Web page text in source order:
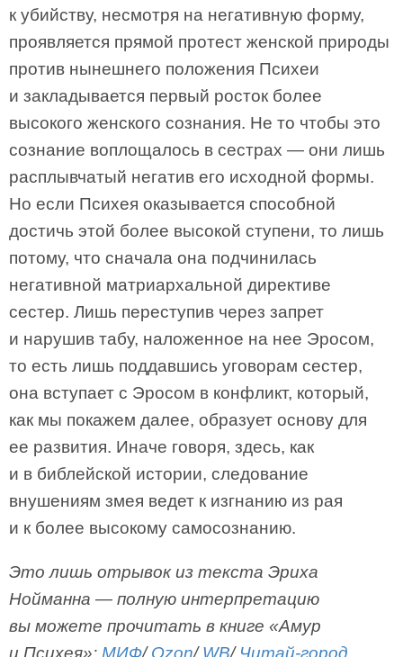
к убийству, несмотря на негативную форму,
проявляется прямой протест женской природы
против нынешнего положения Психеи
и закладывается первый росток более
высокого женского сознания. Не то чтобы это
сознание воплощалось в сестрах — они лишь
расплывчатый негатив его исходной формы.
Но если Психея оказывается способной
достичь этой более высокой ступени, то лишь
потому, что сначала она подчинилась
негативной матриархальной директиве
сестер. Лишь переступив через запрет
и нарушив табу, наложенное на нее Эросом,
то есть лишь поддавшись уговорам сестер,
она вступает с Эросом в конфликт, который,
как мы покажем далее, образует основу для
ее развития. Иначе говоря, здесь, как
и в библейской истории, следование
внушениям змея ведет к изгнанию из рая
и к более высокому самосознанию.
Это лишь отрывок из текста Эриха
Нойманна — полную интерпретацию
вы можете прочитать в книге «Амур
и Психея»: МИФ/Ozon/WB/ Читай-город